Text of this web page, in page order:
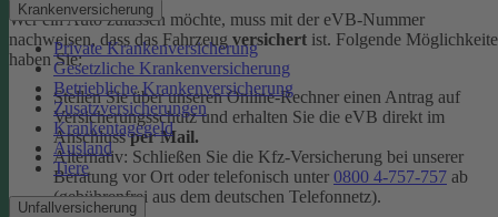
Krankenversicherung
Private Krankenversicherung
Gesetzliche Krankenversicherung
Betriebliche Krankenversicherung
Zusatzversicherungen
Krankentagegeld
Ausland
Tiere
Unfallversicherung
Wer ein Auto zulassen möchte, muss mit der eVB-Nummer
nachweisen, dass das Fahrzeug versichert ist. Folgende
haben Sie:
Stellen Sie über unseren Online-Rechner einen Antrag auf
Versicherungsschutz und erhalten Sie die eVB direkt im
Anschlussper Mail.
Alternativ: Schließen Sie die Kfz-​Versicherung bei unserer
Beratung vor Ort oder telefonisch unter 0800 4-​757-757 ab
(gebührenfrei aus dem deutschen Telefonnetz).